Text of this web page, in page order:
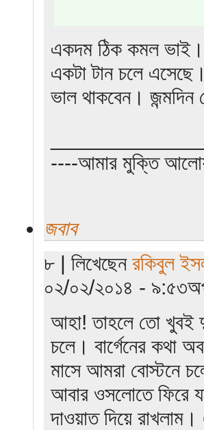
একদম ঠিক কমল
একটা টান চলে
ভাল থাকবেন।
----আমার মুক্তি
জবাব
৮ | লিখেছেন রকিবুল
০২/০২/২০১৪ -
আহা! তাহলে তো খুবই
চলে। বার্গেনের কথা
মাসে আমরা বোস্টনে
আবার ওসলোতে ফিরে
দাওয়াত দিয়ে রাখলাম।